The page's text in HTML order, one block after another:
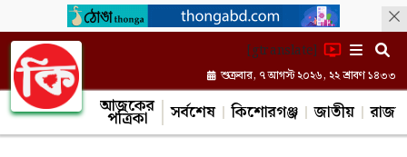
[gtranslate]
শুক্রবার, ৭ আগস্ট ২০২৬, ২২ শ্রাবণ ১৪৩৩
আজকের
পত্রিকা সর্বশেষ কিশোরগঞ্জ জাতীয়